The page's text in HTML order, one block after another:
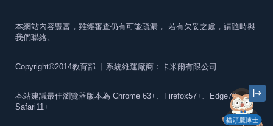
貓頭鷹博士
本網站內容豐富，雖經審查仍有可能疏漏， 若有欠妥之處，請隨時與
我們聯絡。
Copyright©2014教育部 丨系統維運廠商：卡米爾有限公司
本站建議最佳瀏覽器版本為 Chrome 63+、Firefox57+、Edge79+及
Safari11+